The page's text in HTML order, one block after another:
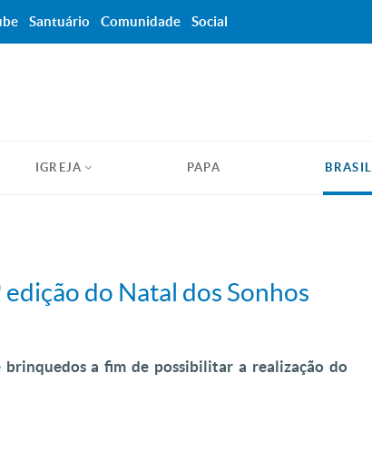
IGREJA PAPA BRASIL
do Natal dos Sonhos
a fim de possibilitar a realização do
Santuário Comunidade Social